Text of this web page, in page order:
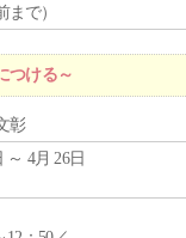
まで）
つける～
彰
～ 4月 26日